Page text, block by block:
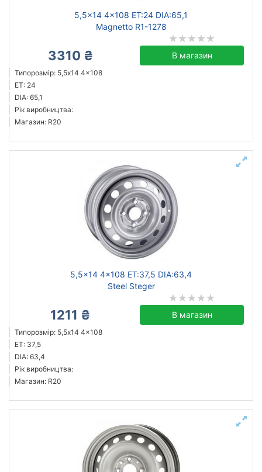
5,5x14 4x108 ET:24 DIA:65,1
Magnetto R1-1278
3310 ₴ В магазин
Типорозмір: 5,5x14 4x108
ET: 24
DIA: 65,1
Рік виробництва:
Магазин: R20
5,5x14 4x108 ET:37,5 DIA:63,4
Steel Steger
1211 ₴ В магазин
Типорозмір: 5,5x14 4x108
ET: 37,5
DIA: 63,4
Рік виробництва:
Магазин: R20